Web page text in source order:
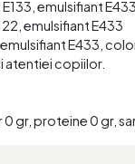
emulsifiant E433
emulsifiant E433
E433,
atentiei copiilor.
gr, proteine 0 gr,